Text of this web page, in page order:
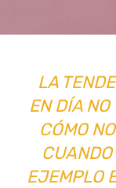
LA
EN DÍA NO
CÓMO
EJEMPLO